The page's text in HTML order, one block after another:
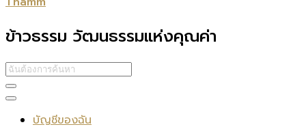
ข้าวธรรม วัฒนธรรมแห่งคุณค่า
บัญชีของฉัน